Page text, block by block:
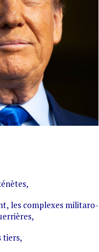
les complexes militaro-
tiers,